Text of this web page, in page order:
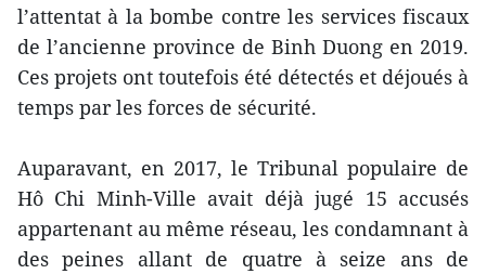
l’attentat à la bombe contre les services fiscaux
de l’ancienne province de Binh Duong en 2019.
Ces projets ont toutefois été détectés et déjoués à
temps par les forces de sécurité.
Auparavant, en 2017, le Tribunal populaire de
Hô Chi Minh-Ville avait déjà jugé 15 accusés
appartenant au même réseau, les condamnant à
des peines allant de quatre à seize ans de